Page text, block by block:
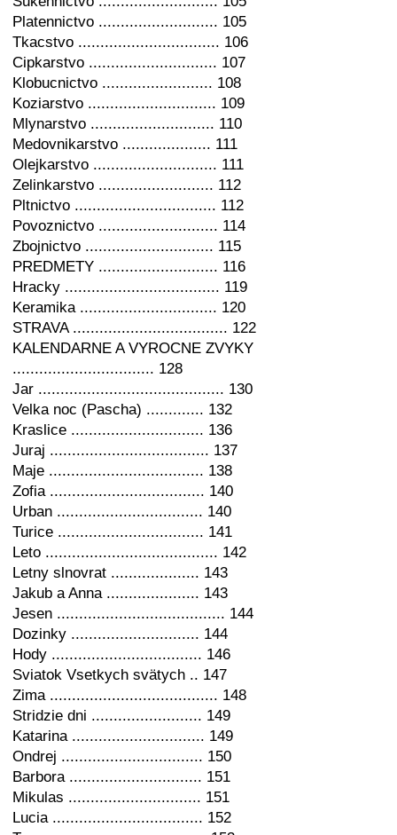
Platennictvo ........................... 105
Tkacstvo ................................ 106
Cipkarstvo ............................. 107
Klobucnictvo ......................... 108
Koziarstvo ............................. 109
Mlynarstvo ............................ 110
Medovnikarstvo .................... 111
Olejkarstvo ............................ 111
Zelinkarstvo .......................... 112
Pltnictvo ................................ 112
Povoznictvo ........................... 114
Zbojnictvo ............................. 115
PREDMETY ........................... 116
Hracky ................................... 119
Keramika ............................... 120
STRAVA ................................... 122
KALENDARNE A VYROCNE ZVYKY
................................ 128
Jar .......................................... 130
Velka noc (Pascha) ............. 132
Kraslice .............................. 136
Juraj .................................... 137
Maje ................................... 138
Zofia ................................... 140
Urban ................................. 140
Turice ................................. 141
Leto ....................................... 142
Letny slnovrat .................... 143
Jakub a Anna ..................... 143
Jesen ...................................... 144
Dozinky ............................. 144
Hody .................................. 146
Sviatok Vsetkych svätych .. 147
Zima ...................................... 148
Stridzie dni ......................... 149
Katarina .............................. 149
Ondrej ................................ 150
Barbora .............................. 151
Mikulas .............................. 151
Lucia .................................. 152